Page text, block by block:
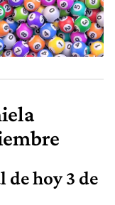
de hoy 3 de